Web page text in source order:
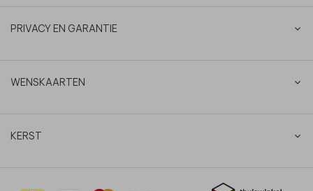
PRIVACY EN GARANTIE
WENSKAARTEN
KERST